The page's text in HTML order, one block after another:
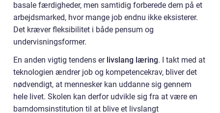
basale færdigheder, men samtidig forberede dem på et
arbejdsmarked, hvor mange job endnu ikke eksisterer.
Det kræver fleksibilitet i både pensum og
undervisningsformer.
En anden vigtig tendens er livslang læring. I takt med at
teknologien ændrer job og kompetencekrav, bliver det
nødvendigt, at mennesker kan uddanne sig gennem
hele livet. Skolen kan derfor udvikle sig fra at være en
barndomsinstitution til at blive et livslangt